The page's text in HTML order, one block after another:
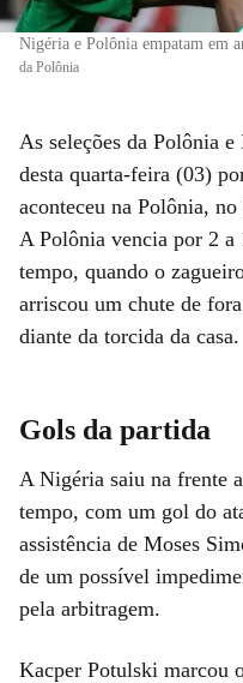
Nigéria e Polônia empatam em
da Polônia
As seleções da Polônia
desta quarta-feira (03)
aconteceu na Polônia,
A Polônia vencia por 2 a
tempo, quando o
arriscou um chute de
diante da torcida da casa.
Gols da partida
A Nigéria saiu na frente
tempo, com um gol do
assistência de Moses
de um possível
pela arbitragem.
Kacper Potulski marcou